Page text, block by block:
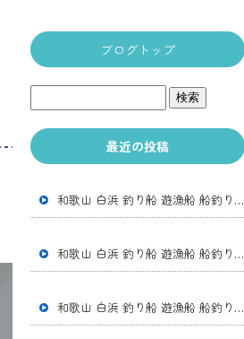
ブログトップ
最近の投稿
和歌山 白浜 釣り船 遊漁船 船釣り 体験釣り アカイカ便 アカイカ スルメイカ
和歌山 白浜 釣り船 遊漁船 船釣り 体験釣り アカイカ便 アカイカ スルメイカ
和歌山 白浜 釣り船 遊漁船 船釣り 体験釣り 中深場五目 オニカサゴ チカメキント アマダイ ウッカリカサゴ アカアジ ヒメアジ レンコダイ アヤメカサゴ